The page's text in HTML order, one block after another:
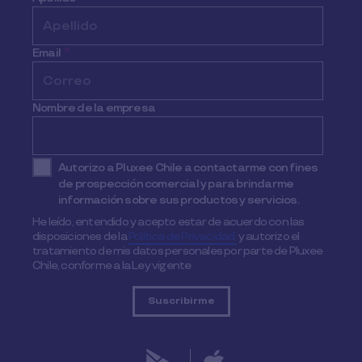
Email *
Nombre de la empresa
Autorizo a Pluxee Chile a contactarme con fines
de prospección comercial y para brindarme
información sobre sus productos y servicios.
He leído, entendido y acepto estar de acuerdo con las
disposiciones de laPolítica de Privacidad,y autorizo el
tratamiento de mis datos personales por parte de Pluxee
Chile, conforme a la Ley vigente